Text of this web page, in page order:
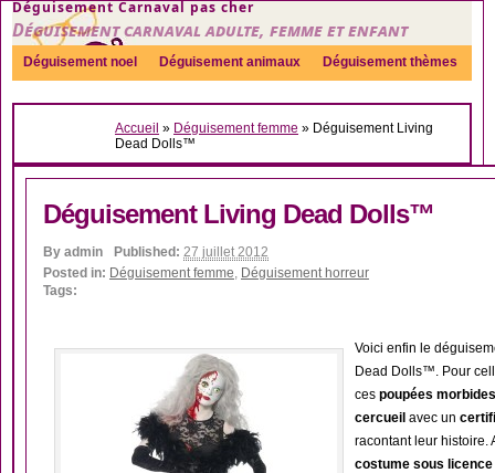
Déguisement Carnaval pas cher
Déguisement carnaval adulte, femme et enfant
Déguisement noel Déguisement animaux Déguisement thèmes
Sexy Déguisement couple Déguisements par genre Idées
Accueil » Déguisement femme » Déguisement Living
Dead Dolls™
Déguisement Living Dead Dolls™
By admin Published: 27 juillet 2012
Posted in: Déguisement femme, Déguisement horreur
Tags:
Voici enfin le
Dead Dolls™. Pour
ces poupées morbides
cercueil avec un
racontant leur histoire.
costume sous